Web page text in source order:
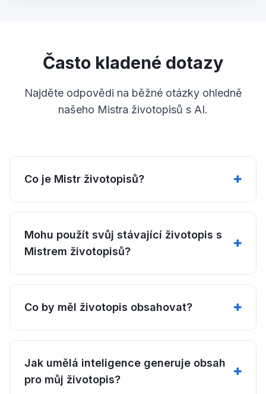
Často kladené dotazy
Najděte odpovědi na běžné otázky ohledně
našeho Mistra životopisů s AI.
Co je Mistr životopisů?
Mohu použít svůj stávající životopis s
Mistrem životopisů?
Co by měl životopis obsahovat?
Jak umělá inteligence generuje obsah
pro můj životopis?